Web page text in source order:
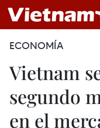
ECONOMÍA
Vietnam
segundo
en el